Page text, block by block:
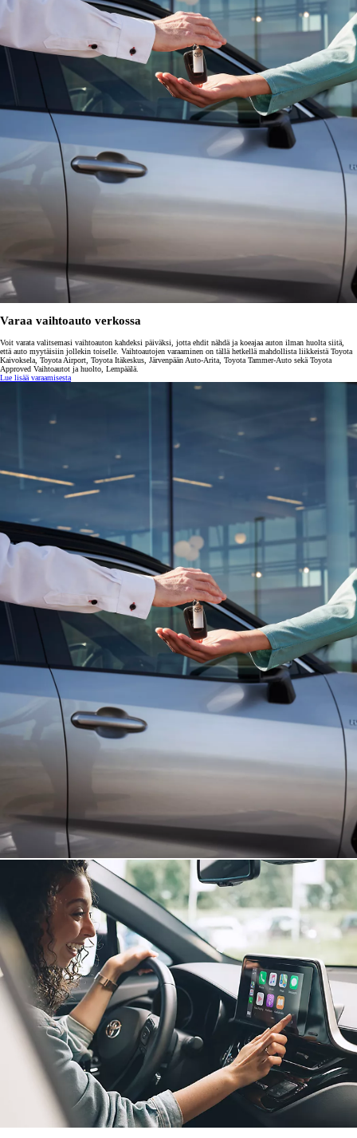
Varaa vaihtoauto verkossa
Voit varata valitsemasi vaihtoauton kahdeksi päiväksi, jotta ehdit nähdä ja koeajaa auton ilman huolta siitä,
että auto myytäisiin jollekin toiselle. Vaihtoautojen varaaminen on tällä hetkellä mahdollista liikkeistä Toyota
Kaivoksela, Toyota Airport, Toyota Itäkeskus, Järvenpään Auto-Arita, Toyota Tammer-Auto sekä Toyota
Approved Vaihtoautot ja huolto, Lempäälä.
Lue lisää varaamisesta